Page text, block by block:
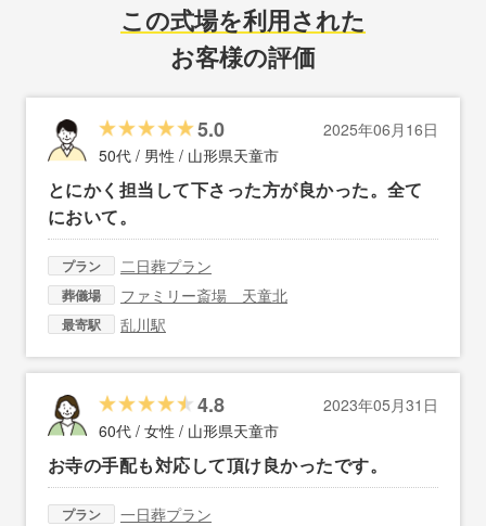
この式場を利用された
お客様の評価
5.0
2025年06月16日
50代 / 男性 / 山形県天童市
とにかく担当して下さった方が良かった。全て
において。
プラン 二日葬プラン
葬儀場 ファミリー斎場 天童北
最寄駅 乱川駅
4.8
2023年05月31日
60代 / 女性 / 山形県天童市
お寺の手配も対応して頂け良かったです。
プラン 一日葬プラン